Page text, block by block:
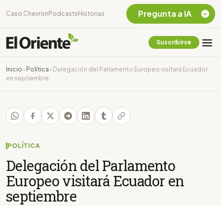
Caso Chevron Podcasts Historias
Suscribirse
Inicio › Política › Delegación del Parlamento Europeo visitará Ecuador
en septiembre
POLÍTICA
Delegación del Parlamento
Europeo visitará Ecuador en
septiembre
Pregunta a IA
Chevron Ecuador